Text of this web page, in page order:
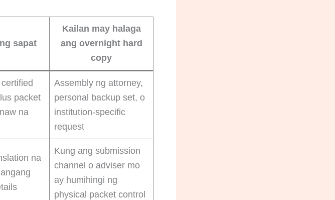
sapat
Kailan may halaga
ang overnight hard
copy
packet
na
Assembly ng attorney,
personal backup set, o
institution-specific
request
na
Kung ang submission
channel o adviser mo
ay humihingi ng
physical packet control